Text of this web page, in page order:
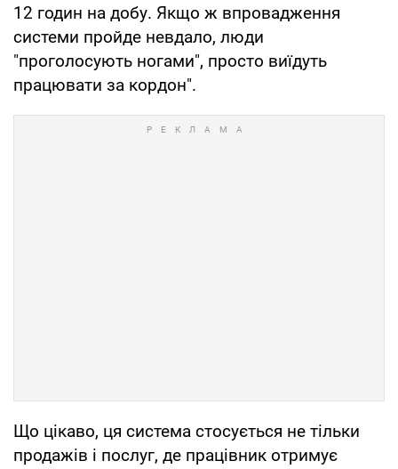
12 годин на добу. Якщо ж впровадження
системи пройде невдало, люди
"проголосують ногами", просто виїдуть
працювати за кордон".
Що цікаво, ця система стосується не тільки
продажів і послуг, де працівник отримує